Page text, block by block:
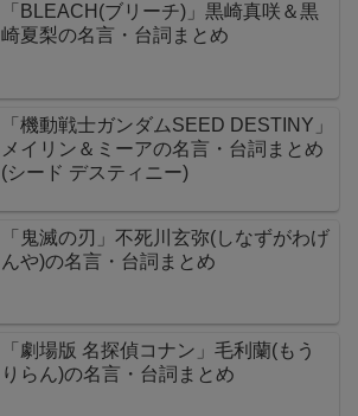
「BLEACH(ブリーチ)」黒崎真咲＆黒
崎夏梨の名言・台詞まとめ
「機動戦士ガンダムSEED DESTINY」
メイリン＆ミーアの名言・台詞まとめ
(シード デスティニー)
「鬼滅の刃」不死川玄弥(しなずがわげ
んや)の名言・台詞まとめ
「劇場版 名探偵コナン」毛利蘭(もう
りらん)の名言・台詞まとめ